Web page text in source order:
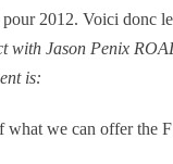
2012. Voici donc
with Jason Penix
is:
what we can offer